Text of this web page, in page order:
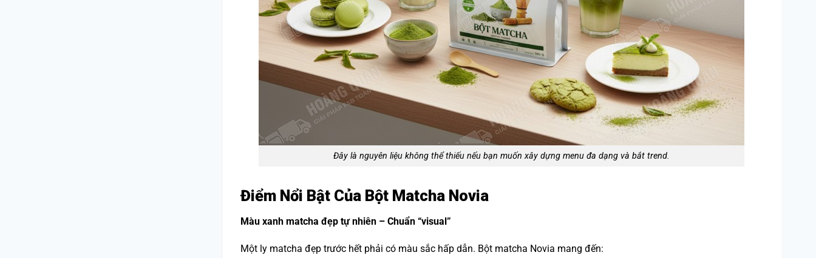
Đây là nguyên liệu không thể thiếu nếu bạn muốn xây dựng menu đa dạng và bắt trend.
Điểm Nổi Bật Của Bột Matcha Novia
Màu xanh matcha đẹp tự nhiên – Chuẩn “visual”
Một ly matcha đẹp trước hết phải có màu sắc hấp dẫn. Bột matcha Novia mang đến: